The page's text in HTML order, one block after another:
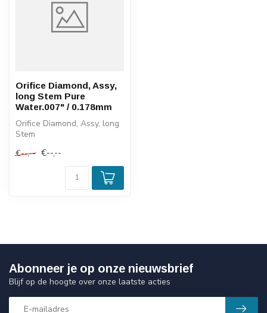
Orifice Diamond, Assy,
long Stem Pure
Water.007" / 0.178mm
Orifice Diamond, Assy, long
Stem
.007" / 0.178mm
€--,-- €--,--
Abonneer je op onze nieuwsbrief
Blijf op de hoogte over onze laatste acties